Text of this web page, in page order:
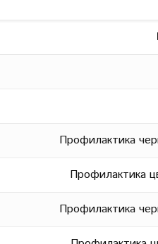
Профилактика
Профилактика
Профилактика